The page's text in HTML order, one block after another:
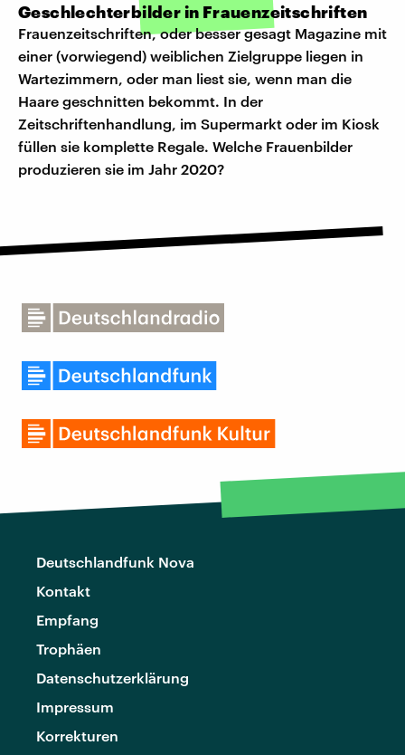
Geschlechterbilder in Frauenzeitschriften
Frauenzeitschriften, oder besser gesagt Magazine mit
einer (vorwiegend) weiblichen Zielgruppe liegen in
Wartezimmern, oder man liest sie, wenn man die
Haare geschnitten bekommt. In der
Zeitschriftenhandlung, im Supermarkt oder im Kiosk
füllen sie komplette Regale. Welche Frauenbilder
produzieren sie im Jahr 2020?
Deutschlandfunk Nova
Kontakt
Empfang
Trophäen
Datenschutzerklärung
Impressum
Korrekturen